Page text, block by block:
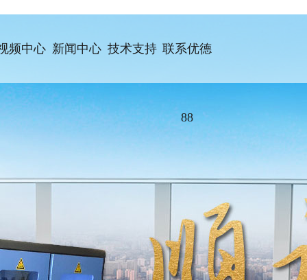
频淬火设备 淬火机床
频中心 新闻中心 技术支持 联系优德
88